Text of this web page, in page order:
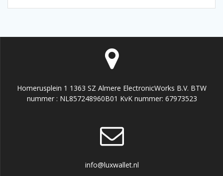
Homerusplein 1 1363 SZ Almere ElectronicWorks B.V. BTW
nummer : NL857248960B01 KvK nummer: 67973523
info@luxwallet.nl